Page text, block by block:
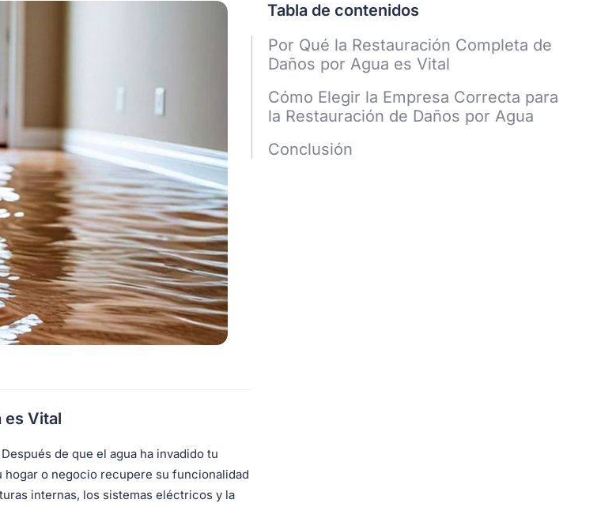
es Vital
de que el agua ha invadido tu
hogar o negocio recupere su funcionalidad
internas, los sistemas eléctricos y la
Tabla de contenidos
Por Qué la Restauración Completa de
Daños por Agua es Vital
Cómo Elegir la Empresa Correcta para
la Restauración de Daños por Agua
Conclusión